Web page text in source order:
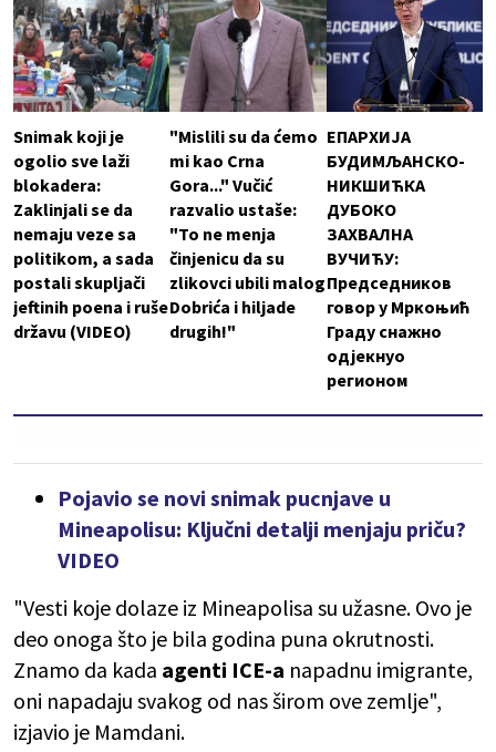
Snimak koji je
ogolio sve laži
blokadera:
Zaklinjali se da
nemaju veze sa
politikom, a sada
postali skupljači
jeftinih poena i ruše
državu (VIDEO)
"Mislili su da ćemo
mi kao Crna
Gora..." Vučić
razvalio ustaše:
"To ne menja
činjenicu da su
zlikovci ubili malog
Dobrića i hiljade
drugih!"
ЕПАРХИЈА
БУДИМЉАНСКО-
НИКШИЋКА
ДУБОКО
ЗАХВАЛНА
ВУЧИЋУ:
Председников
говор у Мркоњић
Граду снажно
одјекнуо
регионом
Pojavio se novi snimak pucnjave u
Mineapolisu: Ključni detalji menjaju priču?
VIDEO
"Vesti koje dolaze iz Mineapolisa su užasne. Ovo je
deo onoga što je bila godina puna okrutnosti.
Znamo da kada agenti ICE-a napadnu imigrante,
oni napadaju svakog od nas širom ove zemlje",
izjavio je Mamdani.